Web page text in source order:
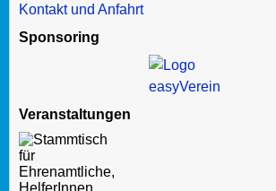
Kontakt und Anfahrt
Sponsoring
Veranstaltungen